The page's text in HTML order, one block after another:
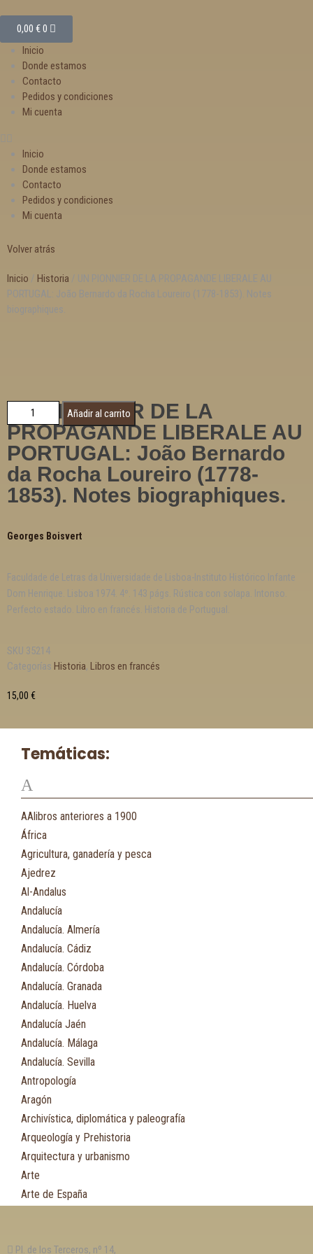
0,00 €0
Inicio
Donde estamos
Contacto
Pedidos y condiciones
Mi cuenta
Inicio
Donde estamos
Contacto
Pedidos y condiciones
Mi cuenta
Temáticas:
A
AAlibros anteriores a 1900
África
Agricultura, ganadería y pesca
Ajedrez
Al-Andalus
Andalucía
Andalucía. Almería
Andalucía. Cádiz
Andalucía. Córdoba
Andalucía. Granada
Andalucía. Huelva
Andalucía Jaén
Andalucía. Málaga
Andalucía. Sevilla
Antropología
Aragón
Archivística, diplomática y paleografía
Arqueología y Prehistoria
Arquitectura y urbanismo
Arte
Arte de España
Asturias
Volver atrás
Inicio / Historia / UN PIONNIER DE LA PROPAGANDE LIBERALE AU
PORTUGAL: João Bernardo da Rocha Loureiro (1778-1853). Notes
biographiques.
UN PIONNIER DE LA
PROPAGANDE LIBERALE AU
PORTUGAL: João Bernardo
da Rocha Loureiro (1778-
1853). Notes biographiques.
Georges Boisvert
Faculdade de Letras da Universidade de Lisboa-Instituto Histórico Infante
Dom Henrique. Lisboa 1974. 4º. 143 págs. Rústica con solapa. Intonso.
Perfecto estado. Libro en francés. Historia de Portugual.
SKU 35214
Categorías Historia, Libros en francés
15,00 €
Añadir al carrito
Pl. de los Terceros, nº 14,